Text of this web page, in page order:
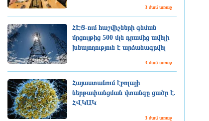
3 ժամ առաջ
ՀԷՑ-ում հաշվիչների գնման
մրցույթից 500 մլն դրամից ավելի
խնայողություն է արձանագրվել
3 ժամ առաջ
Հայաստանում էբոլայի
ներթափանցման վտանգը ցածր է.
ՀՎԿԱԿ
3 ժամ առաջ